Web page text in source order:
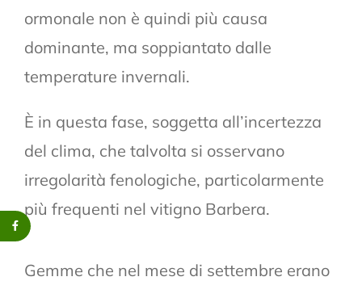
ormonale non è quindi più causa
dominante, ma soppiantato dalle
temperature invernali.
È in questa fase, soggetta all’incertezza
del clima, che talvolta si osservano
irregolarità fenologiche, particolarmente
più frequenti nel vitigno Barbera.
Gemme che nel mese di settembre erano